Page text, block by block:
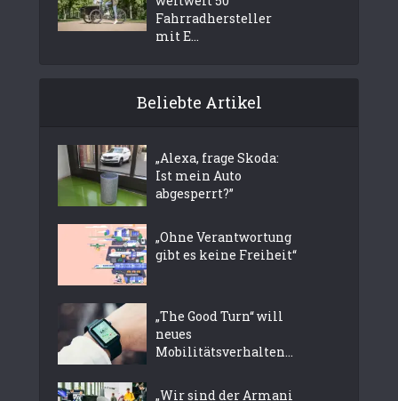
Fahrradhersteller
mit E...
Beliebte Artikel
„Alexa, frage Skoda:
Ist mein Auto
abgesperrt?”
„Ohne Verantwortung
gibt es keine Freiheit“
„The Good Turn“ will
neues
Mobilitätsverhalten...
„Wir sind der Armani